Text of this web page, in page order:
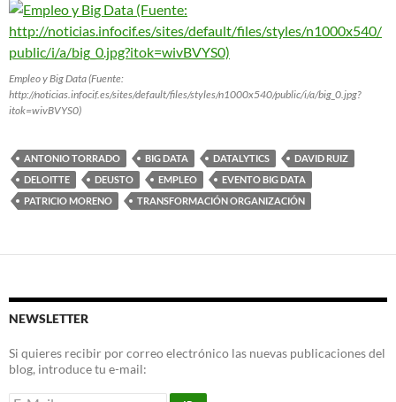
Empleo y Big Data (Fuente:
http://noticias.infocif.es/sites/default/files/styles/n1000x540/public/i/a/big_0.jpg?
itok=wivBVYS0)
ANTONIO TORRADO BIG DATA DATALYTICS
DAVID RUIZ
DELOITTE
DEUSTO EMPLEO
EVENTO BIG DATA
PATRICIO MORENO
TRANSFORMACIÓN ORGANIZACIÓN
NEWSLETTER
Si quieres recibir por correo electrónico las nuevas publicaciones del
blog, introduce tu e-mail: